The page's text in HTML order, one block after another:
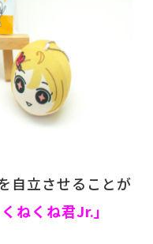
自立させることが
ねくね君Jr.」